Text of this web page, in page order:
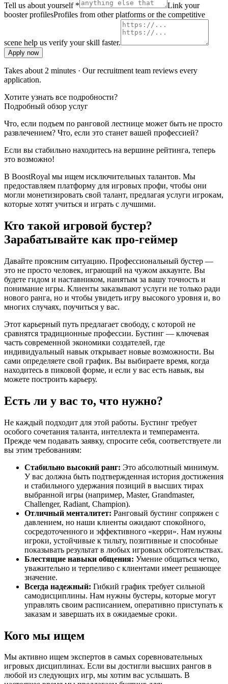
Tell us about yourself *
Link your
booster profilesProfiles from other platforms or the competitive
scene help us verify your skill faster.
Apply now
Takes about 2 minutes · Our recruitment team reviews every
application.
Хотите узнать все подробности?
Подробный обзор услуг
Что, если подъем по ранговой лестнице может быть не просто
развлечением? Что, если это станет вашей профессией?
Если вы стабильно находитесь на вершине рейтинга, теперь
это возможно!
В BoostRoyal мы ищем исключительных талантов. Мы
предоставляем платформу для игровых профи, чтобы они
могли монетизировать свой талант, предлагая услуги игрокам,
которые хотят учиться и играть с лучшими.
Кто такой игровой бустер?
Зарабатывайте как про-геймер
Давайте проясним ситуацию. Профессиональный бустер —
это не просто человек, играющий на чужом аккаунте. Вы
будете гидом и наставником, нанятым за вашу точность и
понимание игры. Клиенты заказывают услуги не только ради
нового ранга, но и чтобы увидеть игру высокого уровня и, во
многих случаях, поучиться у вас.
Этот карьерный путь предлагает свободу, с которой не
сравнятся традиционные профессии. Бустинг — ключевая
часть современной экономики создателей, где
индивидуальный навык открывает новые возможности. Вы
сами определяете свой график. Вы выбираете время, когда
находитесь в пиковой форме, и если у вас есть навык, вы
можете построить карьеру.
Есть ли у вас то, что нужно?
Не каждый подходит для этой работы. Бустинг требует
особого сочетания таланта, интеллекта и темперамента.
Прежде чем подавать заявку, спросите себя, соответствуете ли
вы этим требованиям:
Стабильно высокий ранг: Это абсолютный минимум.
У вас должна быть подтвержденная история достижения
и стабильного удержания позиций в высших тирах
выбранной игры (например, Master, Grandmaster,
Challenger, Radiant, Champion).
Отличный менталитет: Ранговый бустинг сопряжен с
давлением, но наши клиенты ожидают спокойного,
сосредоточенного и эффективного «керри». Нам нужны
игроки, устойчивые к тильту, позитивные и способные
показывать результат в любых игровых обстоятельствах.
Блестящие навыки общения: Умение общаться четко,
уважительно и терпеливо с клиентами имеет решающее
значение.
Всегда надежный: Гибкий график требует сильной
самодисциплины. Нам нужны бустеры, которые могут
управлять своим расписанием, оперативно приступать к
заказам и завершать их в ожидаемые сроки.
Кого мы ищем
Мы активно ищем экспертов в самых соревновательных
игровых дисциплинах. Если вы достигли высших рангов в
любой из следующих игр, мы хотим вас услышать. В